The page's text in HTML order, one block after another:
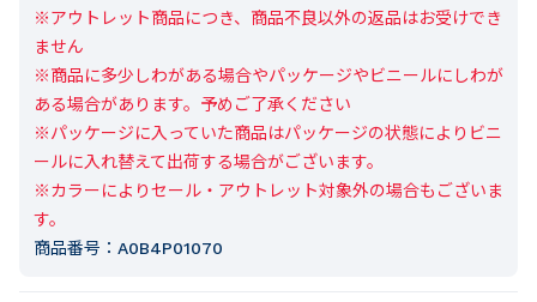
※アウトレット商品につき、商品不良以外の返品はお受けでき
ません
※商品に多少しわがある場合やパッケージやビニールにしわが
ある場合があります。予めご了承ください
※パッケージに入っていた商品はパッケージの状態によりビニ
ールに入れ替えて出荷する場合がございます。
※カラーによりセール・アウトレット対象外の場合もございま
す。
商品番号： A0B4P01070